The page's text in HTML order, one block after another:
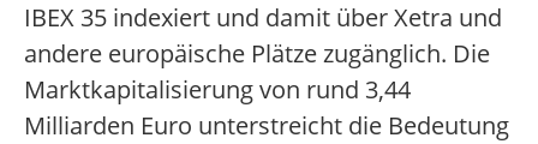
IBEX 35 indexiert und damit über Xetra und
andere europäische Plätze zugänglich. Die
Marktkapitalisierung von rund 3,44
Milliarden Euro unterstreicht die Bedeutung